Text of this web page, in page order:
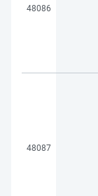
48086
48087